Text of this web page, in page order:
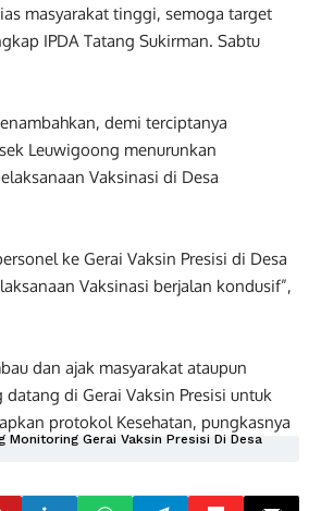
masyarakat tinggi, semoga target
IPDA Tatang Sukirman. Sabtu
demi terciptanya
Leuwigoong menurunkan
Vaksinasi di Desa
ke Gerai Vaksin Presisi di Desa
Vaksinasi berjalan kondusif”,
dan ajak masyarakat ataupun
datang di Gerai Vaksin Presisi untuk
protokol Kesehatan, pungkasnya
Monitoring Gerai Vaksin Presisi Di Desa